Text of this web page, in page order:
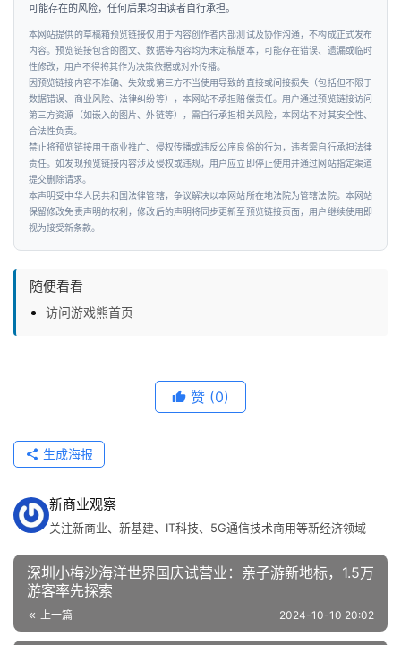
可能存在的风险，任何后果均由读者自行承担。
本网站提供的草稿箱预览链接仅用于内容创作者内部测试及协作沟通，不构成正式发布
内容。预览链接包含的图文、数据等内容均为未定稿版本，可能存在错误、遗漏或临时
性修改，用户不得将其作为决策依据或对外传播。
因预览链接内容不准确、失效或第三方不当使用导致的直接或间接损失（包括但不限于
数据错误、商业风险、法律纠纷等），本网站不承担赔偿责任。用户通过预览链接访问
第三方资源（如嵌入的图片、外链等），需自行承担相关风险，本网站不对其安全性、
合法性负责。
禁止将预览链接用于商业推广、侵权传播或违反公序良俗的行为，违者需自行承担法律
责任。如发现预览链接内容涉及侵权或违规，用户应立即停止使用并通过网站指定渠道
提交删除请求。
本声明受中华人民共和国法律管辖，争议解决以本网站所在地法院为管辖法院。本网站
保留修改免责声明的权利，修改后的声明将同步更新至预览链接页面，用户继续使用即
视为接受新条款。
随便看看
访问游戏熊首页
赞 (0)
生成海报
新商业观察
关注新商业、新基建、IT科技、5G通信技术商用等新经济领域
深圳小梅沙海洋世界国庆试营业：亲子游新地标，1.5万
游客率先探索
上一篇 2024-10-10 20:02